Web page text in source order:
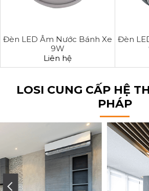
Đèn LED Âm Nước Bánh Xe
9W
Liên hệ
Đèn
LOSI CUNG CẤP HỆ
PHÁP